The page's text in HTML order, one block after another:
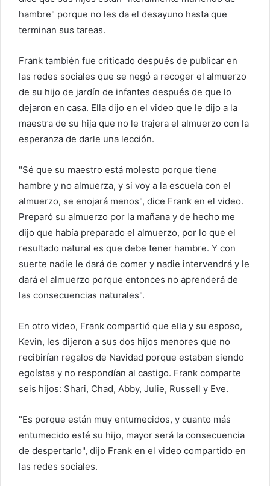
hambre" porque no les da el desayuno hasta que
terminan sus tareas.
Frank también fue criticado después de publicar en
las redes sociales que se negó a recoger el almuerzo
de su hijo de jardín de infantes después de que lo
dejaron en casa. Ella dijo en el video que le dijo a la
maestra de su hija que no le trajera el almuerzo con la
esperanza de darle una lección.
"Sé que su maestro está molesto porque tiene
hambre y no almuerza, y si voy a la escuela con el
almuerzo, se enojará menos", dice Frank en el video.
Preparó su almuerzo por la mañana y de hecho me
dijo que había preparado el almuerzo, por lo que el
resultado natural es que debe tener hambre. Y con
suerte nadie le dará de comer y nadie intervendrá y le
dará el almuerzo porque entonces no aprenderá de
las consecuencias naturales".
En otro video, Frank compartió que ella y su esposo,
Kevin, les dijeron a sus dos hijos menores que no
recibirían regalos de Navidad porque estaban siendo
egoístas y no respondían al castigo. Frank comparte
seis hijos: Shari, Chad, Abby, Julie, Russell y Eve.
"Es porque están muy entumecidos, y cuanto más
entumecido esté su hijo, mayor será la consecuencia
de despertarlo", dijo Frank en el video compartido en
las redes sociales.